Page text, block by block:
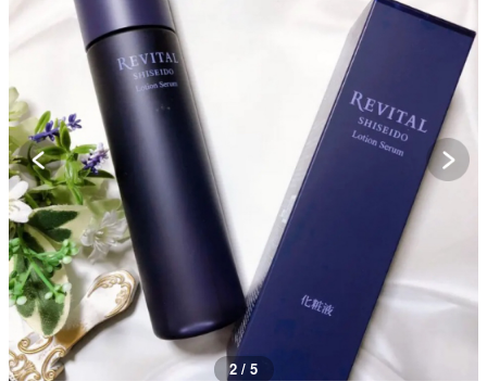
2 / 5